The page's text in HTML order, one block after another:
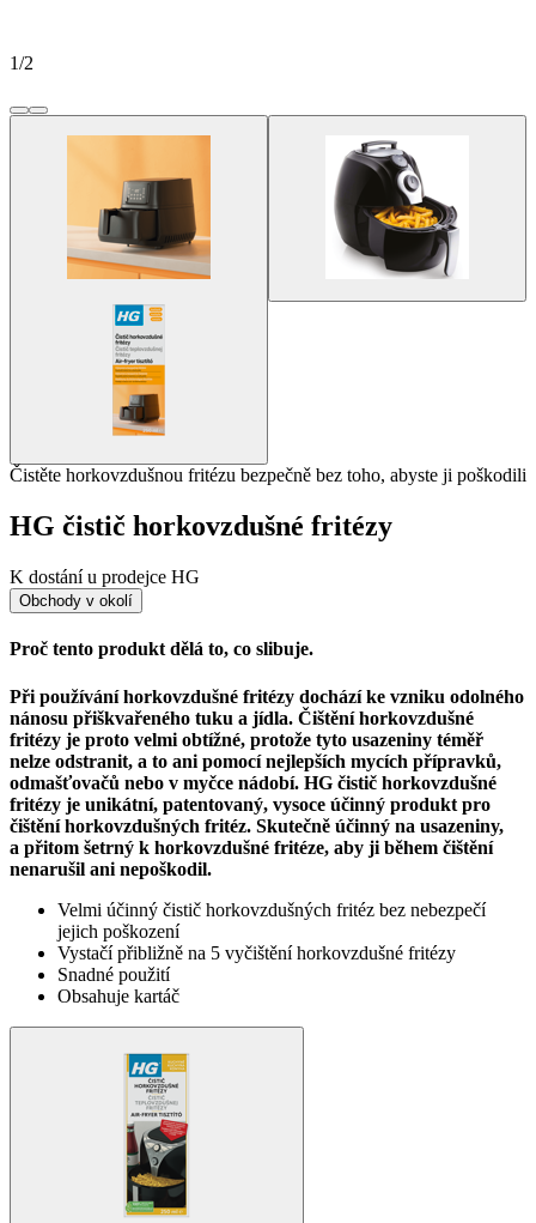
1/2
Čistěte horkovzdušnou fritézu bezpečně bez toho, abyste ji poškodili
HG čistič horkovzdušné fritézy
K dostání u prodejce HG
Obchody v okolí
Proč tento produkt dělá to, co slibuje.
Při používání horkovzdušné fritézy dochází ke vzniku odolného
nánosu přiškvařeného tuku a jídla. Čištění horkovzdušné
fritézy je proto velmi obtížné, protože tyto usazeniny téměř
nelze odstranit, a to ani pomocí nejlepších mycích přípravků,
odmašťovačů nebo v myčce nádobí. HG čistič horkovzdušné
fritézy je unikátní, patentovaný, vysoce účinný produkt pro
čištění horkovzdušných fritéz. Skutečně účinný na usazeniny,
a přitom šetrný k horkovzdušné fritéze, aby ji během čištění
nenarušil ani nepoškodil.
Velmi účinný čistič horkovzdušných fritéz bez nebezpečí
jejich poškození
Vystačí přibližně na 5 vyčištění horkovzdušné fritézy
Snadné použití
Obsahuje kartáč